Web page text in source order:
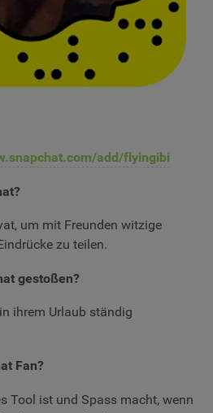
add/flyingibi
um mit Freunden witzige
zu teilen.
gestoßen?
ihrem Urlaub ständig
Fan?
Tool ist und Spass macht, wenn